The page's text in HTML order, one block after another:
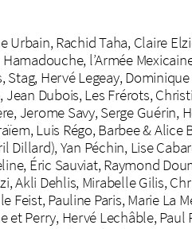
Rachid Taha, Claire
l’Armée
Hervé Legeay,
Dubois, Les Frérots,
Jerome Savy, Serge Guérin,
Luis Régo, Barbee &
Yan Péchin, Lise
Éric Sauviat, Raymond
Akli Dehlis, Mirabelle Gilis,
Pauline Paris, Marie La
Perry, Hervé Lechâble, Paul